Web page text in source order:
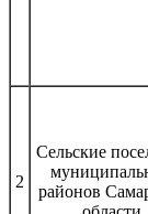
2
Сельские
районов